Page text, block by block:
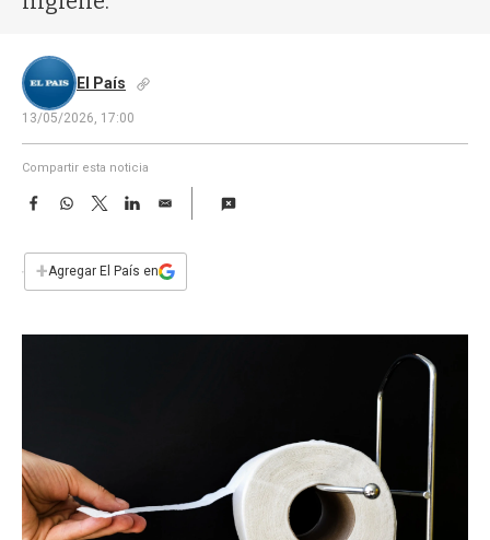
El País
13/05/2026, 17:00
Compartir esta noticia
F
e
b
W
s
T
w
t
L
E
i
l
+Agregar El País en